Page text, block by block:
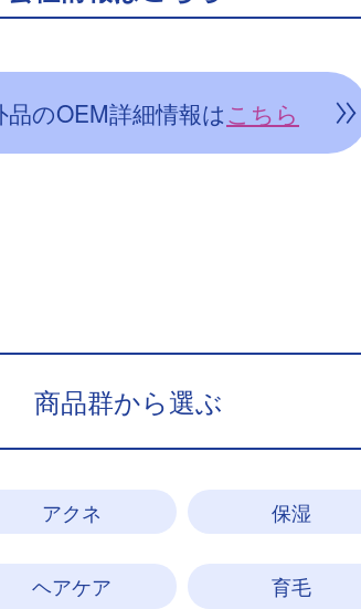
品のOEM詳細情報はこちら
商品群から選ぶ
アクネ 保湿
ヘアケア 育毛